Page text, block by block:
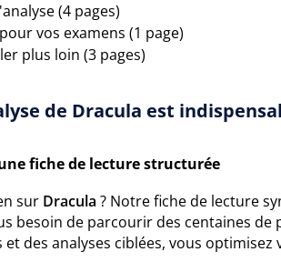
(4 pages)
pour vos examens (1 page)
plus loin (3 pages)
de Dracula est
fiche de lecture structurée
sur Dracula ? Notre fiche de lecture
besoin de parcourir des centaines
et des analyses ciblées, vous